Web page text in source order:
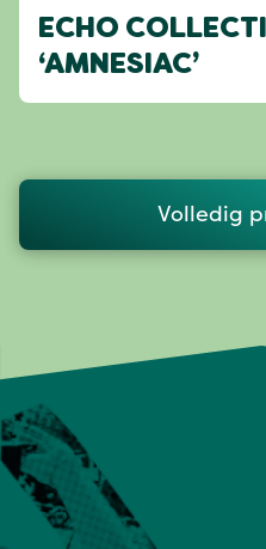
ECHO
‘AMNESIAC’
Volledig